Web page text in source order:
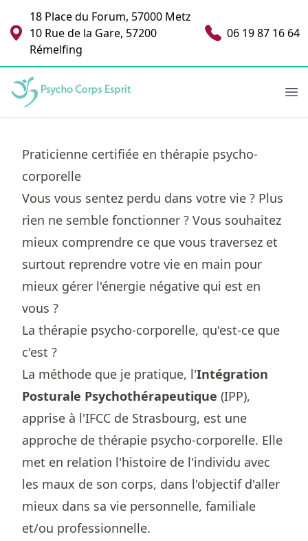
18 Place du Forum, 57000 Metz
10 Rue de la Gare, 57200
Rémelfing
06 19 87 16 64
Sophie de Beaumont-Nicolas - Psychopraticienne
Praticienne certifiée en thérapie psycho-
corporelle
Vous vous sentez perdu dans votre vie ? Plus
rien ne semble fonctionner ? Vous souhaitez
mieux comprendre ce que vous traversez et
surtout reprendre votre vie en main pour
mieux gérer l'énergie négative qui est en
vous ?
La thérapie psycho-corporelle, qu'est-ce que
c'est ?
La méthode que je pratique, l'Intégration
Posturale Psychothérapeutique (IPP),
apprise à l'IFCC de Strasbourg, est une
approche de thérapie psycho-corporelle. Elle
met en relation l'histoire de l'individu avec
les maux de son corps, dans l'objectif d'aller
mieux dans sa vie personnelle, familiale
et/ou professionnelle.